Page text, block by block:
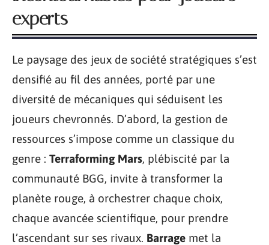
experts
Le paysage des jeux de société stratégiques s’est
densifié au fil des années, porté par une
diversité de mécaniques qui séduisent les
joueurs chevronnés. D’abord, la gestion de
ressources s’impose comme un classique du
genre : Terraforming Mars, plébiscité par la
communauté BGG, invite à transformer la
planète rouge, à orchestrer chaque choix,
chaque avancée scientifique, pour prendre
l’ascendant sur ses rivaux. Barrage met la